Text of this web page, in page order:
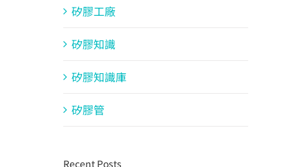
矽膠工廠
矽膠知識
矽膠知識庫
矽膠管
Recent Posts